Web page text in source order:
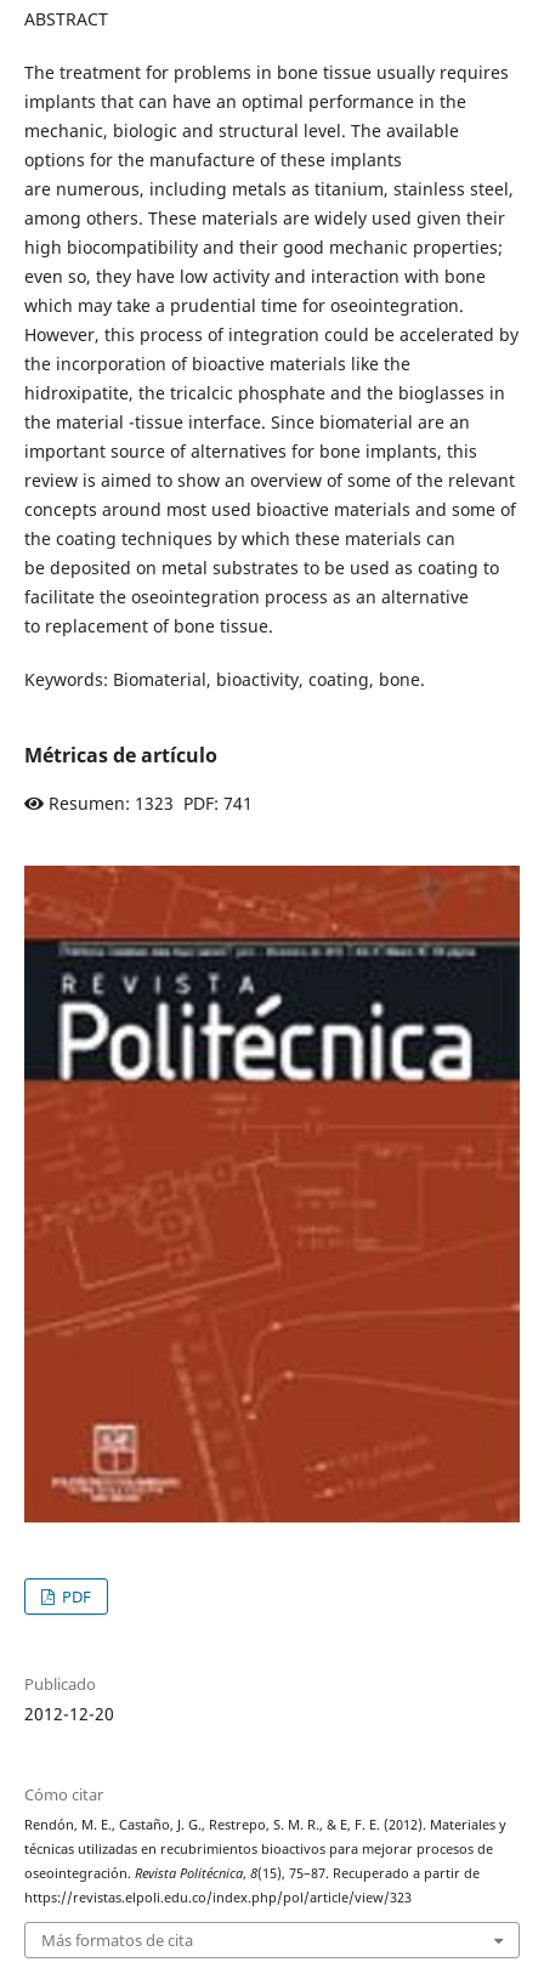
ABSTRACT
The treatment for problems in bone tissue usually requires
implants that can have an optimal performance in the
mechanic, biologic and structural level. The available
options for the manufacture of these implants
are numerous, including metals as titanium, stainless steel,
among others. These materials are widely used given their
high biocompatibility and their good mechanic properties;
even so, they have low activity and interaction with bone
which may take a prudential time for oseointegration.
However, this process of integration could be accelerated by
the incorporation of bioactive materials like the
hidroxipatite, the tricalcic phosphate and the bioglasses in
the material -tissue interface. Since biomaterial are an
important source of alternatives for bone implants, this
review is aimed to show an overview of some of the relevant
concepts around most used bioactive materials and some of
the coating techniques by which these materials can
be deposited on metal substrates to be used as coating to
facilitate the oseointegration process as an alternative
to replacement of bone tissue.
Keywords: Biomaterial, bioactivity, coating, bone.
Métricas de artículo
Resumen: 1323 PDF: 741
PDF
Publicado
2012-12-20
Cómo citar
Rendón, M. E., Castaño, J. G., Restrepo, S. M. R., & E, F. E. (2012). Materiales y
técnicas utilizadas en recubrimientos bioactivos para mejorar procesos de
oseointegración. Revista Politécnica, 8(15), 75–87. Recuperado a partir de
https://revistas.elpoli.edu.co/index.php/pol/article/view/323
Más formatos de cita